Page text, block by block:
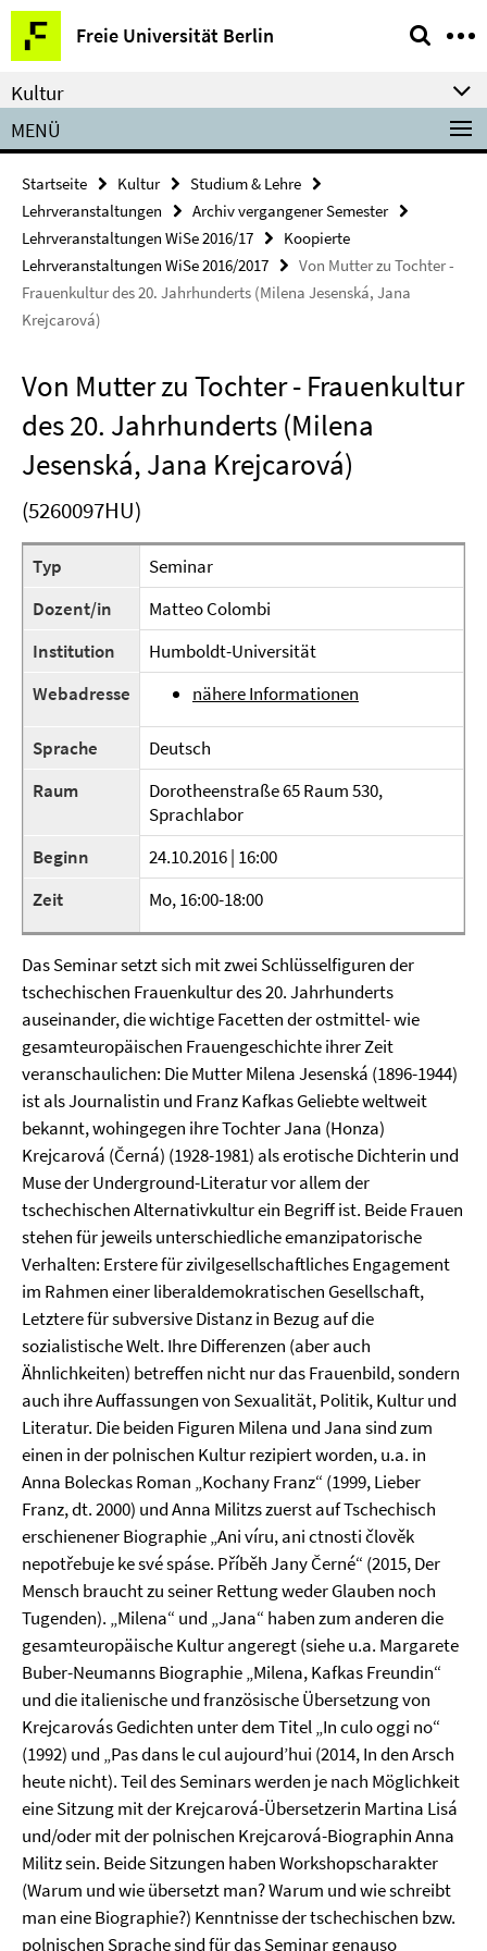
Springe
direkt
zu
Inhalt
Freie Universität Berlin
Service-
Navigation
Kultur
MENÜ
Startseite Kultur
Studium & Lehre
Lehrveranstaltungen
Archiv vergangener Semester
Lehrveranstaltungen WiSe 2016/17
Koopierte
Lehrveranstaltungen WiSe 2016/2017
Von Mutter zu Tochter -
Frauenkultur des 20. Jahrhunderts (Milena Jesenská, Jana
Krejcarová)
Von Mutter zu Tochter - Frauenkultur
des 20. Jahrhunderts (Milena
Jesenská, Jana Krejcarová)
(5260097HU)
Typ
Seminar
Dozent/in
Matteo Colombi
Institution
Humboldt-Universität
Webadresse
nähere Informationen
Sprache
Deutsch
Raum
Dorotheenstraße 65 Raum 530,
Sprachlabor
Beginn
24.10.2016 | 16:00
Zeit
Mo, 16:00-18:00
Das Seminar setzt sich mit zwei Schlüsselfiguren der
tschechischen Frauenkultur des 20. Jahrhunderts
auseinander, die wichtige Facetten der ostmittel- wie
gesamteuropäischen Frauengeschichte ihrer Zeit
veranschaulichen: Die Mutter Milena Jesenská (1896-1944)
ist als Journalistin und Franz Kafkas Geliebte weltweit
bekannt, wohingegen ihre Tochter Jana (Honza)
Krejcarová (Černá) (1928-1981) als erotische Dichterin und
Muse der Underground-Literatur vor allem der
tschechischen Alternativkultur ein Begriff ist. Beide Frauen
stehen für jeweils unterschiedliche emanzipatorische
Verhalten: Erstere für zivilgesellschaftliches Engagement
im Rahmen einer liberaldemokratischen Gesellschaft,
Letztere für subversive Distanz in Bezug auf die
sozialistische Welt. Ihre Differenzen (aber auch
Ähnlichkeiten) betreffen nicht nur das Frauenbild, sondern
auch ihre Auffassungen von Sexualität, Politik, Kultur und
Literatur. Die beiden Figuren Milena und Jana sind zum
einen in der polnischen Kultur rezipiert worden, u.a. in
Anna Boleckas Roman „Kochany Franz“ (1999, Lieber
Franz, dt. 2000) und Anna Militzs zuerst auf Tschechisch
erschienener Biographie „Ani víru, ani ctnosti člověk
nepotřebuje ke své spáse. Příběh Jany Černé“ (2015, Der
Mensch braucht zu seiner Rettung weder Glauben noch
Tugenden). „Milena“ und „Jana“ haben zum anderen die
gesamteuropäische Kultur angeregt (siehe u.a. Margarete
Buber-Neumanns Biographie „Milena, Kafkas Freundin“
und die italienische und französische Übersetzung von
Krejcarovás Gedichten unter dem Titel „In culo oggi no“
(1992) und „Pas dans le cul aujourd’hui (2014, In den Arsch
heute nicht). Teil des Seminars werden je nach Möglichkeit
eine Sitzung mit der Krejcarová-Übersetzerin Martina Lisá
und/oder mit der polnischen Krejcarová-Biographin Anna
Militz sein. Beide Sitzungen haben Workshopscharakter
(Warum und wie übersetzt man? Warum und wie schreibt
man eine Biographie?) Kenntnisse der tschechischen bzw.
polnischen Sprache sind für das Seminar genauso